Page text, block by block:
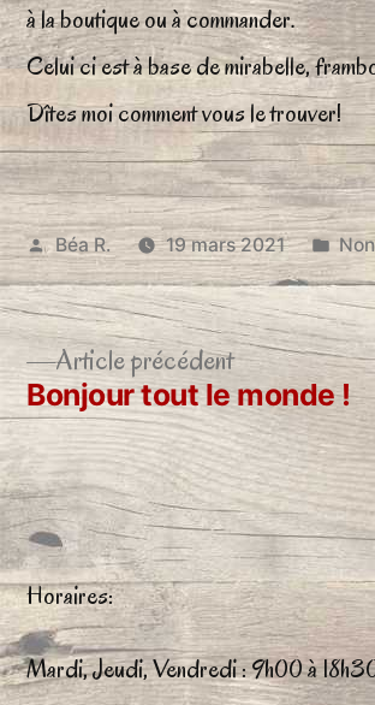
à la boutique ou à commander.
Celui ci est à base de mirabelle,
Dîtes moi comment vous le trouver!
Publié
par
Béa R. 19 mars 2021
Navigation
de
l’article
Article précédentArticle
précédent :
Bonjour tout le monde !
Horaires:
Mardi, Jeudi, Vendredi : 9h00 à